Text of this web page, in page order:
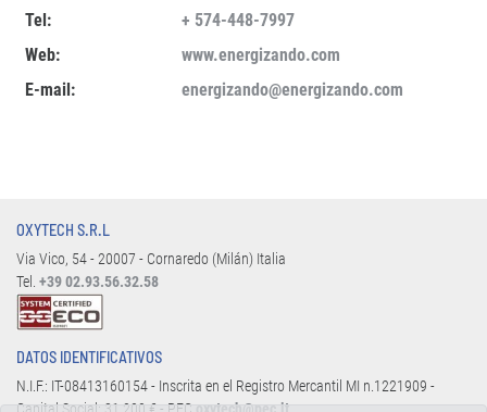
Tel:
+ 574-448-7997
Web:
www.energizando.com
E-mail:
energizando@energizando.com
OXYTECH S.R.L
Via Vico, 54 - 20007 - Cornaredo (Milán) Italia
Tel. +39 02.93.56.32.58
DATOS IDENTIFICATIVOS
N.I.F.: IT-08413160154 - Inscrita en el Registro Mercantil MI n.1221909 -